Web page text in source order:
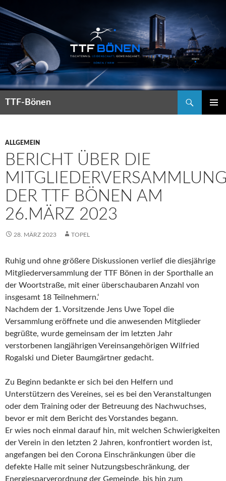
TTF-Bönen
ALLGEMEIN
BERICHT ÜBER DIE
DER TTF BÖNEN AM
26.MÄRZ 2023
28. MÄRZ 2023 TOPEL
Ruhig und ohne größere Diskussionen verlief die diesjährige
Mitgliederversammlung der TTF Bönen in der Sporthalle an
der Woortstraße, mit einer überschaubaren Anzahl von
insgesamt 18 Teilnehmern.‘
Nachdem der 1. Vorsitzende Jens Uwe Topel die
Versammlung eröffnete und die anwesenden Mitglieder
begrüßte, wurde gemeinsam der im letzten Jahr
verstorbenen langjährigen Vereinsangehörigen Wilfried
Rogalski und Dieter Baumgärtner gedacht.
Zu Beginn bedankte er sich bei den Helfern und
Unterstützern des Vereines, sei es bei den Veranstaltungen
oder dem Training oder der Betreuung des Nachwuchses,
bevor er mit dem Bericht des Vorstandes begann.
Er wies noch einmal darauf hin, mit welchen Schwierigkeiten
der Verein in den letzten 2 Jahren, konfrontiert worden ist,
angefangen bei den Corona Einschränkungen über die
defekte Halle mit seiner Nutzungsbeschränkung, der
Energiesparverordnung der Gemeinde, bis hin zum